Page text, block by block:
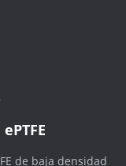
de baja densidad